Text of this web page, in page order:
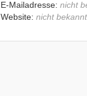
E-Mailadresse: nicht
Website: nicht bekannt